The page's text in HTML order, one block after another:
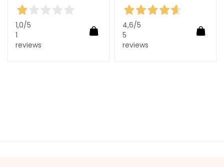
c
r
é
1,0/5
1
reviews
In Winkelwagen
4,6/5
5
reviews
In